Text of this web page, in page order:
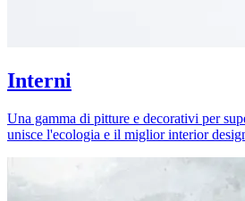
Interni
Una gamma di pitture e decorativi per
unisce l'ecologia e il miglior interior